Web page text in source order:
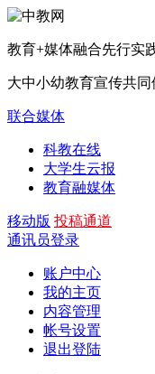
教育+媒体融合先行实
大中小幼教育宣传共同
联合媒体
科教在线
大学生云报
教育融媒体
移动版 投稿通道
通讯员登录
账户中心
我的主页
内容管理
帐号设置
退出登陆